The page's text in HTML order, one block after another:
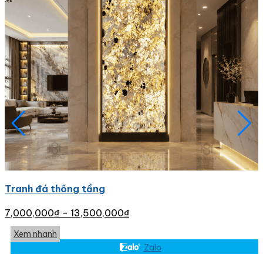
Tranh đá thông tầng
7,000,000₫ – 13,500,000₫
Xem nhanh
Zalo